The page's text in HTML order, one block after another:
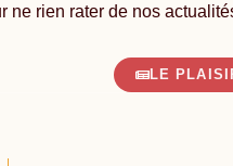
ne rien rater de nos
LE